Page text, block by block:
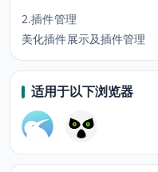
2.插件管理
美化插件展示及插件管理
适用于以下浏览器